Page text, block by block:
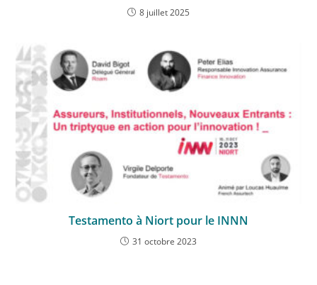
8 juillet 2025
Testamento à Niort pour le INNN
31 octobre 2023